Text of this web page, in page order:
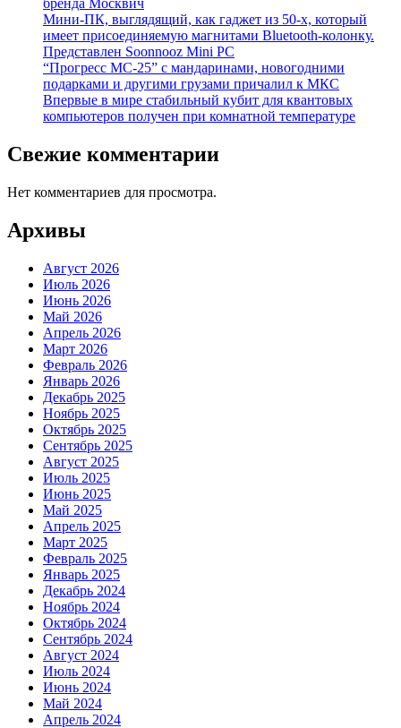
Мини-ПК, выглядящий, как гаджет из 50-х, который
имеет присоединяемую магнитами Bluetooth-колонку.
Представлен Soonnooz Mini PC
“Прогресс МС-25” с мандаринами, новогодними
подарками и другими грузами причалил к МКС
Впервые в мире стабильный кубит для квантовых
компьютеров получен при комнатной температуре
Свежие комментарии
Нет комментариев для просмотра.
Архивы
Август 2026
Июль 2026
Июнь 2026
Май 2026
Апрель 2026
Март 2026
Февраль 2026
Январь 2026
Декабрь 2025
Ноябрь 2025
Октябрь 2025
Сентябрь 2025
Август 2025
Июль 2025
Июнь 2025
Май 2025
Апрель 2025
Март 2025
Февраль 2025
Январь 2025
Декабрь 2024
Ноябрь 2024
Октябрь 2024
Сентябрь 2024
Август 2024
Июль 2024
Июнь 2024
Май 2024
Апрель 2024